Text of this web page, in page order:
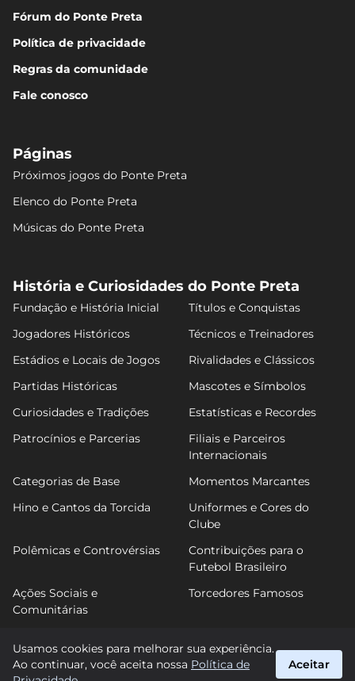
Fórum do Ponte Preta
Política de privacidade
Regras da comunidade
Fale conosco
Páginas
Próximos jogos do Ponte Preta
Elenco do Ponte Preta
Músicas do Ponte Preta
História e Curiosidades do Ponte Preta
Fundação e História Inicial
Títulos e Conquistas
Jogadores Históricos
Técnicos e Treinadores
Estádios e Locais de Jogos
Rivalidades e Clássicos
Partidas Históricas
Mascotes e Símbolos
Curiosidades e Tradições
Estatísticas e Recordes
Patrocínios e Parcerias
Filiais e Parceiros
Internacionais
Categorias de Base
Momentos Marcantes
Hino e Cantos da Torcida
Uniformes e Cores do
Clube
Polêmicas e Controvérsias
Contribuições para o
Futebol Brasileiro
Ações Sociais e
Comunitárias
Torcedores Famosos
FutPonte
Usamos cookies para melhorar sua experiência.
Ao continuar, você aceita nossa Política de
Aceitar